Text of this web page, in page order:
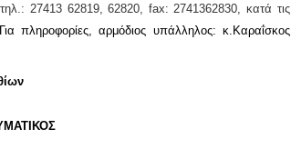
27413 62819, 62820, fax: 2741362830, κατά τις
Για πληροφορίες, αρμόδιος υπάλληλος: κ.Καραΐσκος